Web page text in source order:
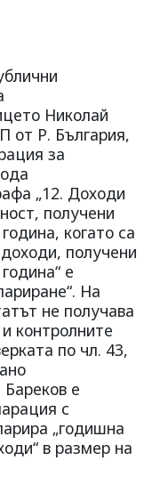
Николай
от Р. България,
за
„12. Доходи
получени
когато са
получени
е
На
не получава
контролните
по чл. 43,
е
с
„годишна
в размер на